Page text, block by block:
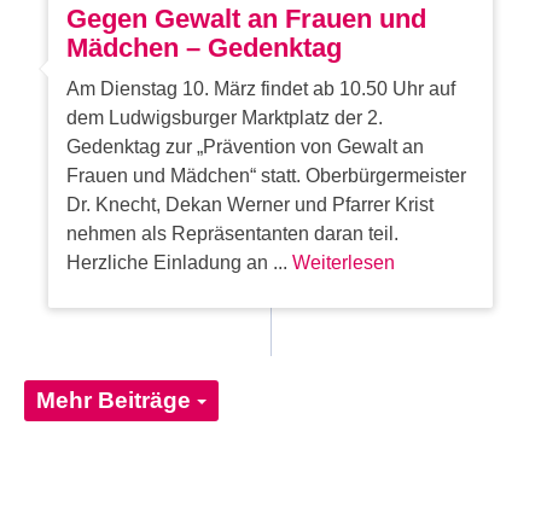
Gegen Gewalt an Frauen und
Mädchen – Gedenktag
Am Dienstag 10. März findet ab 10.50 Uhr auf
dem Ludwigsburger Marktplatz der 2.
Gedenktag zur „Prävention von Gewalt an
Frauen und Mädchen“ statt. Oberbürgermeister
Dr. Knecht, Dekan Werner und Pfarrer Krist
nehmen als Repräsentanten daran teil.
Herzliche Einladung an ...Weiterlesen
Mehr Beiträge